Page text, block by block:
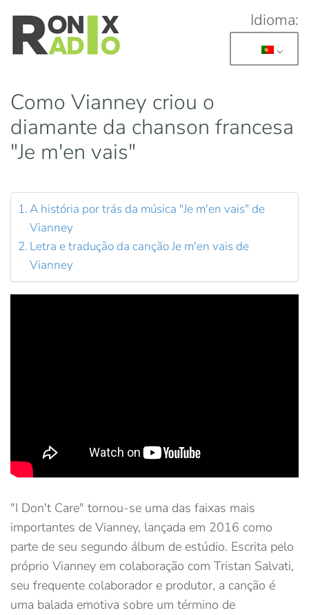
Skip to main content
Idioma:
Como Vianney criou o
diamante da chanson francesa
"Je m'en vais"
A história por trás da música "Je m'en vais" de
Vianney
Letra e tradução da canção Je m'en vais de
Vianney
"I Don't Care" tornou-se uma das faixas mais
importantes de Vianney, lançada em 2016 como
parte de seu segundo álbum de estúdio. Escrita pelo
próprio Vianney em colaboração com Tristan Salvati,
seu frequente colaborador e produtor, a canção é
uma balada emotiva sobre um término de